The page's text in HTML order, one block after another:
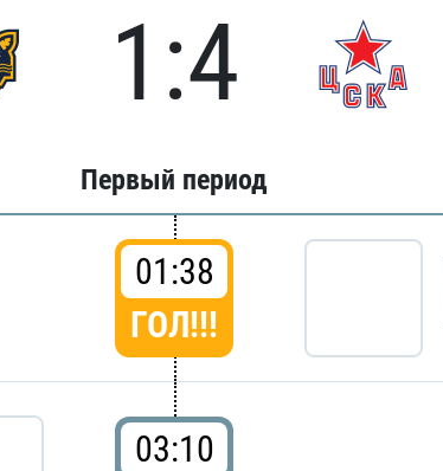
1:4
Первый период
01:38
ГОЛ!!!
03:10